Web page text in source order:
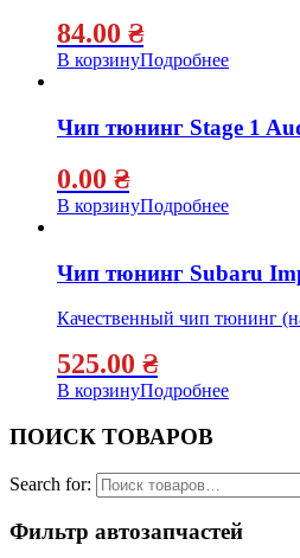
84.00 ₴
В корзинуПодробнее
Чип тюнинг Stage 1
0.00 ₴
В корзинуПодробнее
Чип тюнинг Subaru
Качественный чип тюнинг
525.00 ₴
В корзинуПодробнее
ПОИСК ТОВАРОВ
Search for:
Фильтр автозапчастей